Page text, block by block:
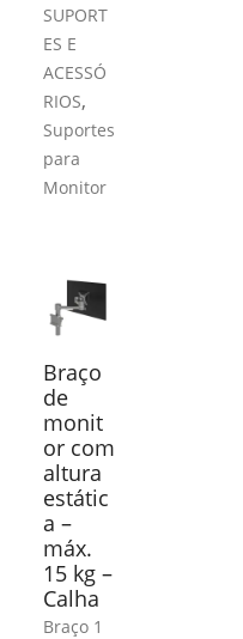
SUPORT
ES E
ACESSÓ
RIOS,
Suportes
para
Monitor
Braço
de
monit
or com
altura
estátic
a –
máx.
15 kg –
Calha
Braço 1